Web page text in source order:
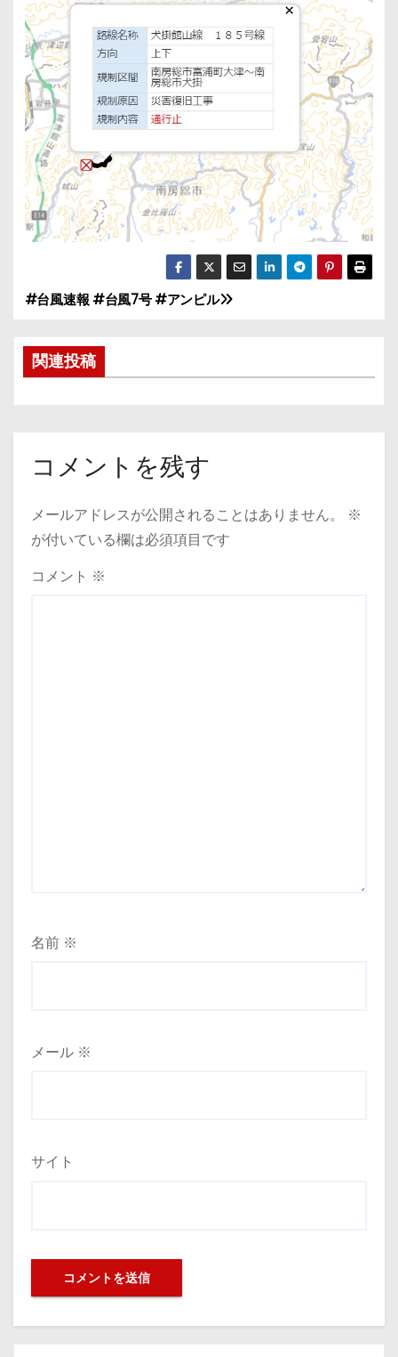
投
稿
ナ
ゲ
シ
ョ
#台風速報 #台風7号 #アンピル
関連投稿
コメントを残す
メールアドレスが公開されることはありません。
※
が付いている欄は必須項目です
コメント ※
名前 ※
メール ※
サイト